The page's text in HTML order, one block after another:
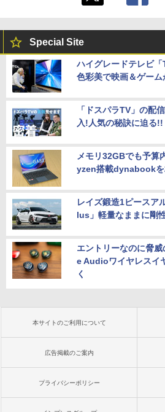
Special Site
ハイグレードテレビ
色彩美で映画＆ゲーム
「ドスパラTV」の配
入!人気の秘訣に迫る!!
メモリ32GBでも予算
yzen搭載dynabookを
レイズ鍛造1ピースア
lus」軽量なままに剛
エントリーなのに脅
e Audioワイヤレスイ
く
本サイトのご利用について
広告掲載のご案内
プライバシーポリシー